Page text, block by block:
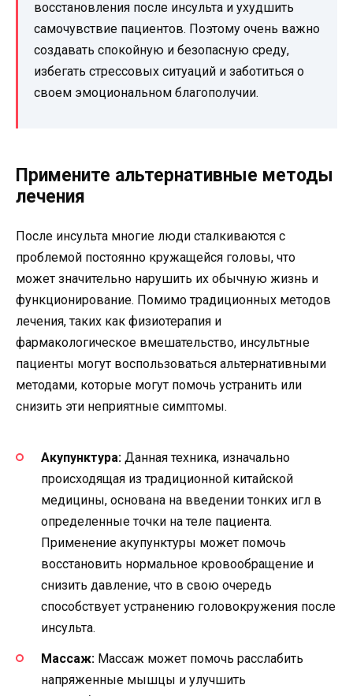
восстановления после инсульта и ухудшить
самочувствие пациентов. Поэтому очень важно
создавать спокойную и безопасную среду,
избегать стрессовых ситуаций и заботиться о
своем эмоциональном благополучии.
Примените альтернативные методы
лечения
После инсульта многие люди сталкиваются с
проблемой постоянно кружащейся головы, что
может значительно нарушить их обычную жизнь и
функционирование. Помимо традиционных методов
лечения, таких как физиотерапия и
фармакологическое вмешательство, инсультные
пациенты могут воспользоваться альтернативными
методами, которые могут помочь устранить или
снизить эти неприятные симптомы.
Акупунктура: Данная техника, изначально
происходящая из традиционной китайской
медицины, основана на введении тонких игл в
определенные точки на теле пациента.
Применение акупунктуры может помочь
восстановить нормальное кровообращение и
снизить давление, что в свою очередь
способствует устранению головокружения после
инсульта.
Массаж: Массаж может помочь расслабить
напряженные мышцы и улучшить